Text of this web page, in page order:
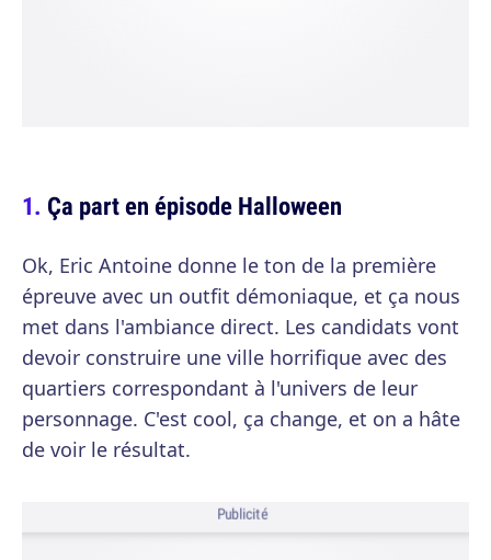
Ça part en épisode Halloween
Ok, Eric Antoine donne le ton de la première
épreuve avec un outfit démoniaque, et ça nous
met dans l'ambiance direct. Les candidats vont
devoir construire une ville horrifique avec des
quartiers correspondant à l'univers de leur
personnage. C'est cool, ça change, et on a hâte
de voir le résultat.
Publicité